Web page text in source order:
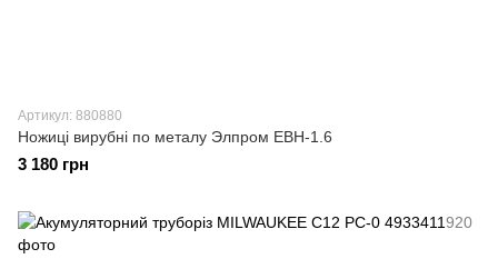
Артикул: 880880
Ножиці вирубні по металу Элпром ЕВН-1.6
3 180 грн